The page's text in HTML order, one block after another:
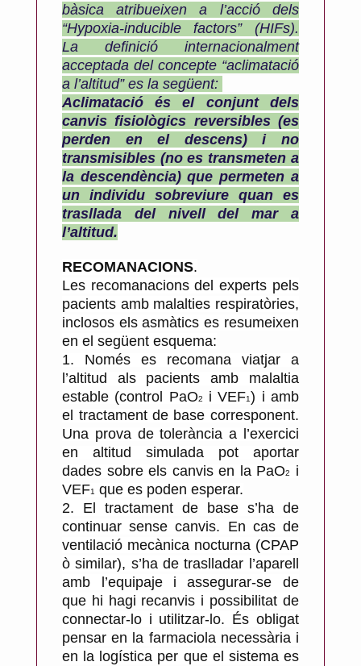
bàsica atribueixen a l’acció dels
“Hypoxia-inducible factors” (HIFs).
La definició internacionalment
acceptada del concepte “aclimatació
a l’altitud” es la següent:
Aclimatació és el conjunt dels
canvis fisiològics reversibles (es
perden en el descens) i no
transmisibles (no es transmeten a
la descendència) que permeten a
un individu sobreviure quan es
trasllada del nivell del mar a
l’altitud.
RECOMANACIONS.
Les recomanacions del experts pels
pacients amb malalties respiratòries,
inclosos els asmàtics es resumeixen
en el següent esquema:
1.
Només es recomana viatjar a
l’altitud als pacients amb malaltia
estable (control PaO2 i VEF1 ) i amb
el tractament de base corresponent.
Una prova de tolerància a l’exercici
en altitud simulada pot aportar
dades sobre els canvis en la PaO2
i
VEF1
que es poden esperar.
2.
El tractament de base s’ha de
continuar sense canvis. En cas de
ventilació mecànica nocturna (CPAP
ò similar), s’ha de traslladar l’aparell
amb l’equipaje i assegurar-se de
que hi hagi recanvis i possibilitat de
connectar-lo i utilitzar-lo. És obligat
pensar en la farmaciola necessària i
en la logística per que el sistema es